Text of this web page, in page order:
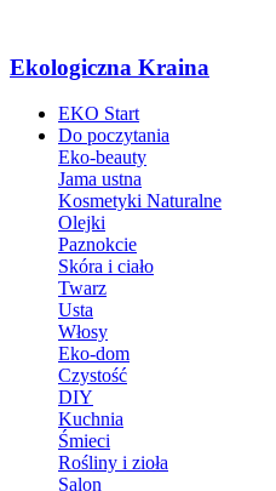
Ekologiczna Kraina
EKO Start
Do poczytania
Eko-beauty
Jama ustna
Kosmetyki Naturalne
Olejki
Paznokcie
Skóra i ciało
Twarz
Usta
Włosy
Eko-dom
Czystość
DIY
Kuchnia
Śmieci
Rośliny i zioła
Salon